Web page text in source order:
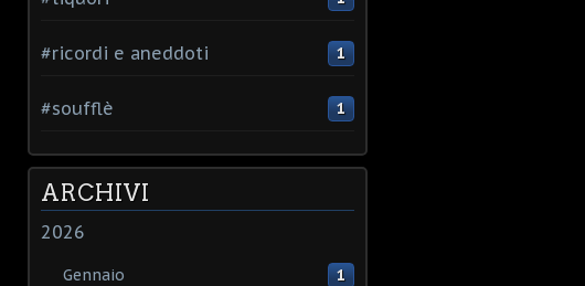
#ricordi e aneddoti 1
#soufflè 1
ARCHIVI
2026
Gennaio 1